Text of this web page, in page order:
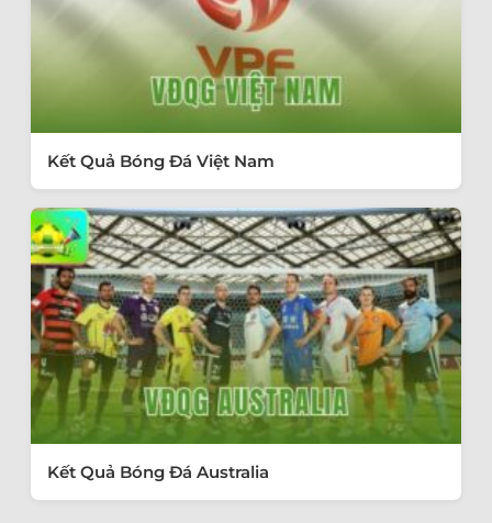
Kết Quả Bóng Đá Việt Nam
Kết Quả Bóng Đá Australia